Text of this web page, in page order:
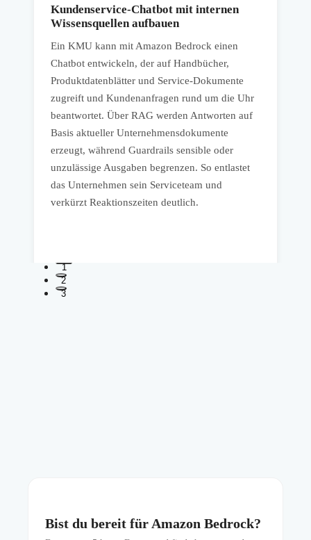
Kundenservice-Chatbot mit internen
Wissensquellen aufbauen
Ein KMU kann mit Amazon Bedrock einen
Chatbot entwickeln, der auf Handbücher,
Produktdatenblätter und Service-Dokumente
zugreift und Kundenanfragen rund um die Uhr
beantwortet. Über RAG werden Antworten auf
Basis aktueller Unternehmensdokumente
erzeugt, während Guardrails sensible oder
unzulässige Ausgaben begrenzen. So entlastet
das Unternehmen sein Serviceteam und
verkürzt Reaktionszeiten deutlich.
1
2
3
Bist du bereit für Amazon Bedrock?